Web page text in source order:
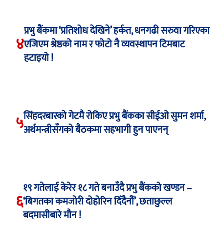
४
प्रभु बैंकमा ‘प्रतिशोध देखिने’ हर्कत, धनगढी सरुवा गरिएका
एजिएम श्रेष्ठको नाम र फोटो नै व्यवस्थापन टिमबाट
हटाइयो !
५सिंहदरबारको गेटमै रोकिए प्रभु बैंकका सीईओ सुमन शर्मा,
अर्थमन्त्रीसँगको बैठकमा सहभागी हुन पाएनन्
६
१९ गतेलाई केरेर १८ गते बनाउँदै प्रभु बैंकको खण्डन –
‘बिगतका कमजोरी दोहोरिन दिँदैनौं’, छताछुल्ल
बदमासीबारे मौन !